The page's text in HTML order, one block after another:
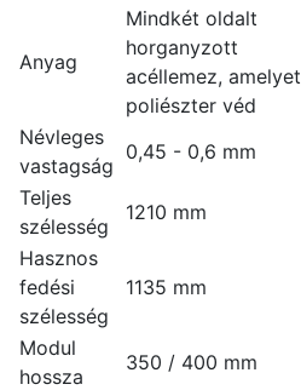
Anyag
Mindkét oldalt
horganyzott
acéllemez, amelyet
poliészter véd
Névleges
vastagság
0,45 - 0,6 mm
Teljes
szélesség
1210 mm
Hasznos
fedési
szélesség
1135 mm
Modul
hossza
350 / 400 mm